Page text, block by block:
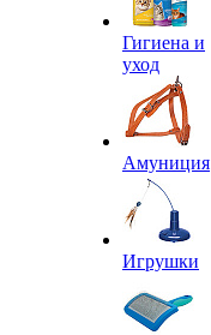
Гигиена и
уход
Амуниция
Игрушки